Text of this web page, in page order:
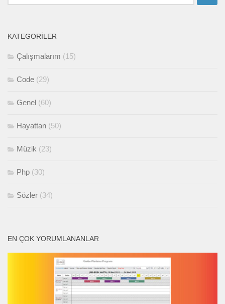
KATEGORILER
Çalışmalarım (15)
Code (29)
Genel (60)
Hayattan (50)
Müzik (23)
Php (30)
Sözler (34)
EN ÇOK YORUMLANANLAR